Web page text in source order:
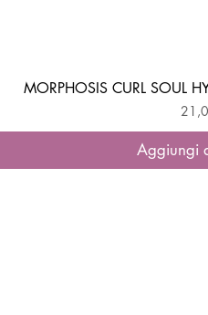
Vista
MORPHOSIS CURL SOUL
Aggiungi